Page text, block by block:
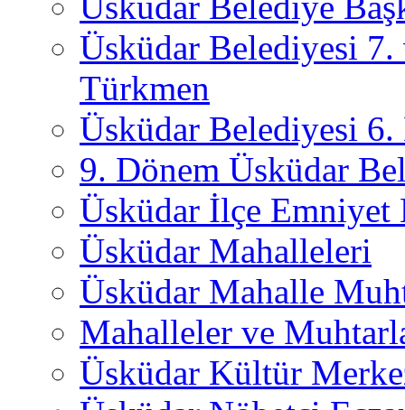
Üsküdar Belediyesi
Türkmen
Üsküdar Belediyesi 6.
9. Dönem Üsküdar
Üsküdar İlçe
Üsküdar Mahalleleri
Üsküdar Mahalle
Mahalleler ve
Üsküdar Kültür